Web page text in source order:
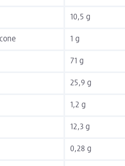
10,5 g
1 g
71 g
25,9 g
1,2 g
12,3 g
0,28 g